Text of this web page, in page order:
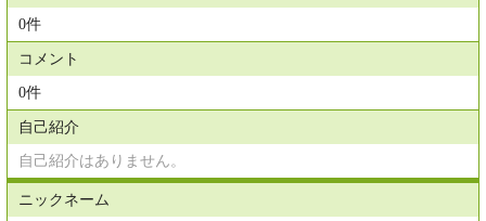
0件
コメント
0件
自己紹介
自己紹介はありません。
ニックネーム